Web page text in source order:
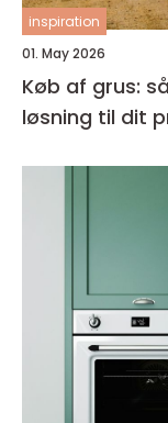
inspiration
01. May 2026
Køb af grus:
løsning til dit